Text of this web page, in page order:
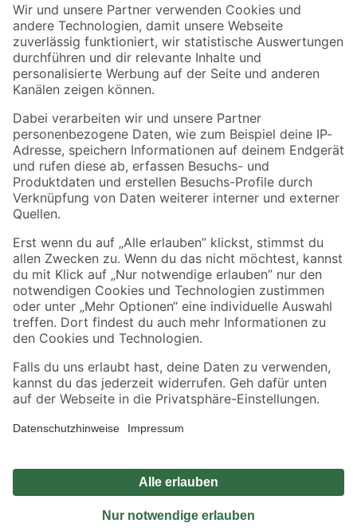
Der toom Newsletter: Keine Angebote und Aktionen mehr verpassen!
Zur Newsletter Anmeldung
Folge uns
Zahlungsarten Versandarten
Sicher einkaufen
Jetzt die toom-App herunterladen
Alle Preisangaben in EUR inkl. gesetzl. MwSt.. Die dargestellten Angebote sind unter
Umständen nicht in allen Märkten verfügbar. Die angegebenen Verfügbarkeiten beziehen
Produkte nur solange der Vorrat reicht.
*Paketversand ab 59 € versandkostenfrei, gilt nicht für Artikel mit Speditionsversand, hier
Privatsphäre Impressum
Nutzungsbedingungen
Widerrufsrecht
Vertrag widerrufen